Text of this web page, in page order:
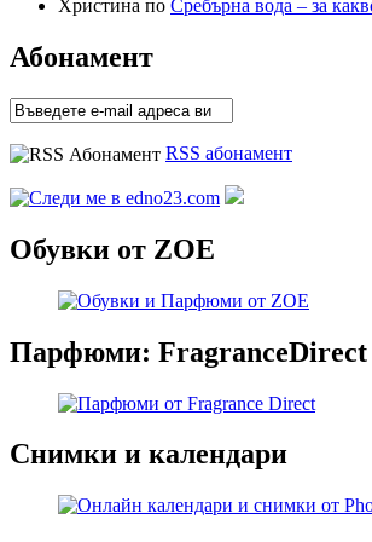
Христина по Сребърна вода – за
Абонамент
RSS абонамент
Обувки от ZOE
Парфюми: FragranceDirect
Снимки и календари